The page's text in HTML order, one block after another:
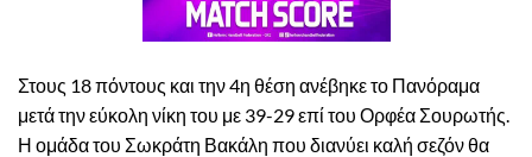
Στους 18 πόντους και την 4η θέση ανέβηκε το Πανόραμα
μετά την εύκολη νίκη του με 39-29 επί του Ορφέα Σουρωτής.
Η ομάδα του Σωκράτη Βακάλη που διανύει καλή σεζόν θα